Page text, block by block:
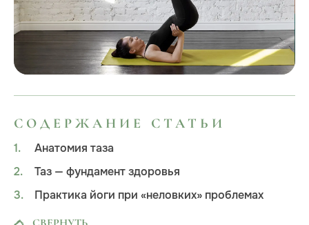
СОДЕРЖАНИЕ СТАТЬИ
Анатомия таза
Таз — фундамент здоровья
Практика йоги при «неловких» проблемах